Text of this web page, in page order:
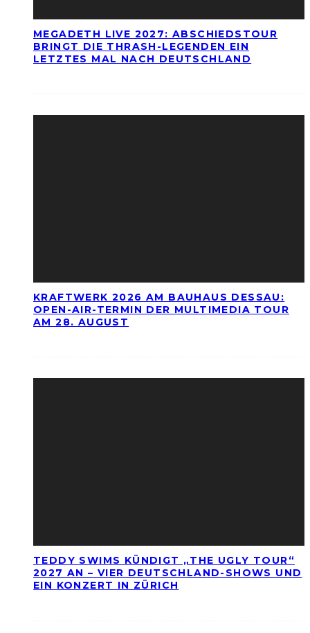
MEGADETH LIVE 2027: ABSCHIEDSTOUR
BRINGT DIE THRASH-LEGENDEN EIN
LETZTES MAL NACH DEUTSCHLAND
KRAFTWERK 2026 AM BAUHAUS DESSAU:
OPEN-AIR-TERMIN DER MULTIMEDIA TOUR
AM 28. AUGUST
TEDDY SWIMS KÜNDIGT „THE UGLY TOUR“
2027 AN – VIER DEUTSCHLAND-SHOWS UND
EIN KONZERT IN ZÜRICH